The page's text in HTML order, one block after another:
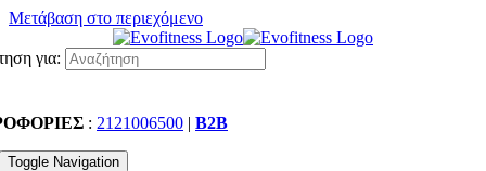
Μετάβαση στο περιεχόμενο
για:
: 2121006500 | B2B
Toggle Navigation